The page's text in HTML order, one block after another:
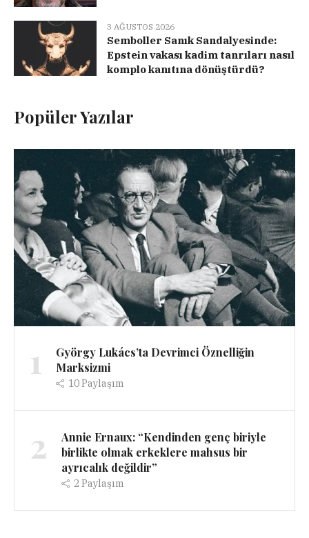
3 AĞUSTOS 2026
Semboller Sanık Sandalyesinde:
Epstein vakası kadim tanrıları nasıl
komplo kanıtına dönüştürdü?
Popüler Yazılar
1
György Lukács’ta Devrimci Öznelliğin
Marksizmi
10Paylaşım
2
Annie Ernaux: “Kendinden genç biriyle
birlikte olmak erkeklere mahsus bir
ayrıcalık değildir”
2 Paylaşım